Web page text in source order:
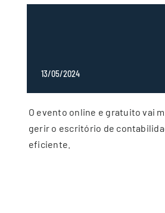
13/05/2024
O evento online e gratuito vai
gerir o escritório de
eficiente.